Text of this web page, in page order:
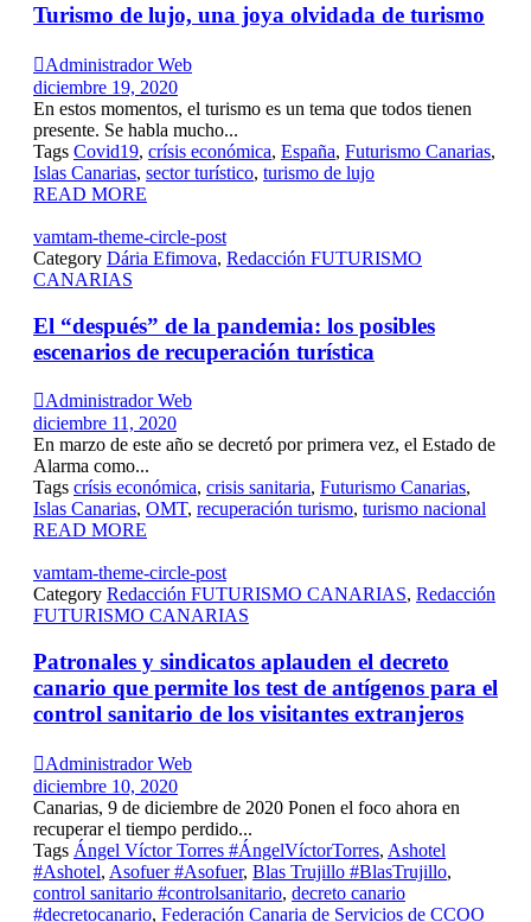
Turismo de lujo, una joya olvidada de turismo
Administrador Web
diciembre 19, 2020
En estos momentos, el turismo es un tema que todos tienen
presente. Se habla mucho...
Tags Covid19, crísis económica, España, Futurismo Canarias,
Islas Canarias, sector turístico, turismo de lujo
READ MORE
vamtam-theme-circle-post
Category Dária Efimova, Redacción FUTURISMO
CANARIAS
El “después” de la pandemia: los posibles
escenarios de recuperación turística
Administrador Web
diciembre 11, 2020
En marzo de este año se decretó por primera vez, el Estado de
Alarma como...
Tags crísis económica, crisis sanitaria, Futurismo Canarias,
Islas Canarias, OMT, recuperación turismo, turismo nacional
READ MORE
vamtam-theme-circle-post
Category Redacción FUTURISMO CANARIAS, Redacción
FUTURISMO CANARIAS
Patronales y sindicatos aplauden el decreto
canario que permite los test de antígenos para el
control sanitario de los visitantes extranjeros
Administrador Web
diciembre 10, 2020
Canarias, 9 de diciembre de 2020 Ponen el foco ahora en
recuperar el tiempo perdido...
Tags Ángel Víctor Torres #ÁngelVíctorTorres, Ashotel
#Ashotel, Asofuer #Asofuer, Blas Trujillo #BlasTrujillo,
control sanitario #controlsanitario, decreto canario
#decretocanario, Federación Canaria de Servicios de CCOO